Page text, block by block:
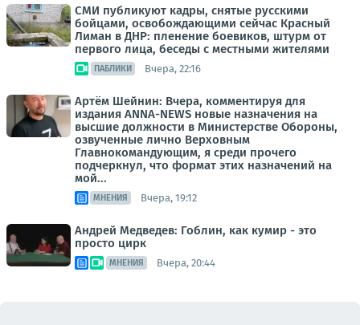
СМИ публикуют кадры, снятые русскими
бойцами, освобождающими сейчас Красный
Лиман в ДНР: пленение боевиков, штурм от
первого лица, беседы с местными жителями
ПАБЛИКИ Вчера, 22:16
Артём Шейнин: Вчера, комментируя для
издания ANNA-NEWS новые назначения на
высшие должности в Министерстве Обороны,
озвученные лично Верховным
Главнокомандующим, я среди прочего
подчеркнул, что формат этих назначений на
мой...
МНЕНИЯ Вчера, 19:12
Андрей Медведев: Гоблин, как кумир - это
просто цирк
МНЕНИЯ Вчера, 20:44